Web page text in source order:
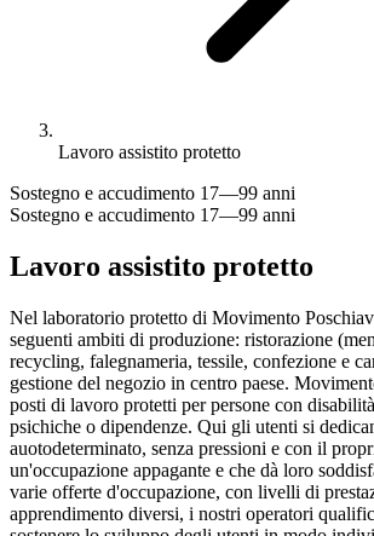
Lavoro assistito protetto
Sostegno e accudimento 17—99 anni
Sostegno e accudimento 17—99 anni
Lavoro assistito protetto
Nel laboratorio protetto di Movimento
seguenti ambiti di produzione: ristorazione
recycling, falegnameria, tessile, confezione e
gestione del negozio in centro paese.
posti di lavoro protetti per persone con
psichiche o dipendenze. Qui gli utenti si
auotodeterminato, senza pressioni e con il
un'occupazione appagante e che dà loro
varie offerte d'occupazione, con livelli di
apprendimento diversi, i nostri operatori